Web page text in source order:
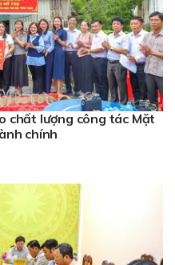
chất lượng công tác Mặt
chính